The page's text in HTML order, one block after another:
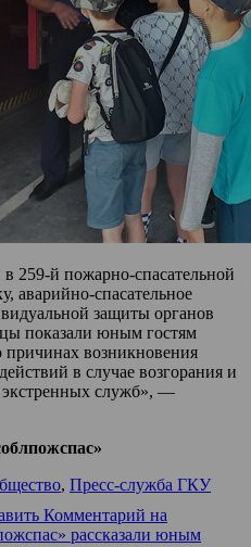
259-й пожарно-спасательной
аварийно-спасательное
защиты органов
показали юным гостям
причинах возникновения
в случае возгорания и
служб», —
, Пресс-служба ГКУ
Комментарий на
рассказали юным